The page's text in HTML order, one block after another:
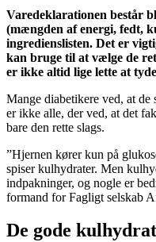
Varedeklarationen består
(mængden af energi, fedt,
ingredienslisten. Det er
kan bruge til at vælge de
er ikke altid lige lette at
Mange diabetikere ved, at de
er ikke alle, der ved, at det
bare den rette slags.
”Hjernen kører kun på
spiser kulhydrater. Men
indpakninger, og nogle er
formand for Fagligt selskab
De gode